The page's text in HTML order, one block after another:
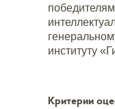
институту
Критерии